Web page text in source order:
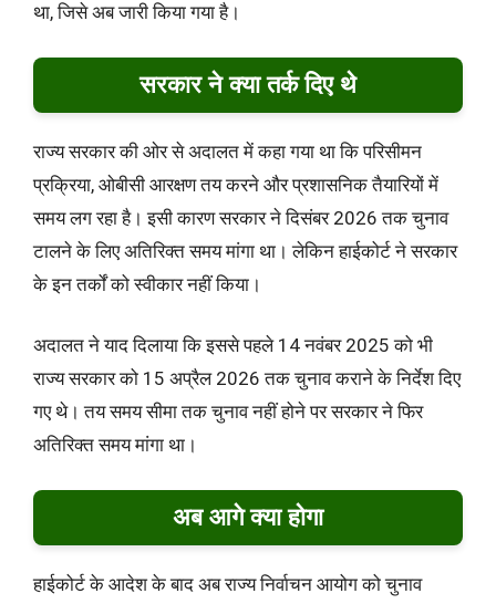
था, जिसे अब जारी किया गया है।
सरकार ने क्या तर्क दिए थे
राज्य सरकार की ओर से अदालत में कहा गया था कि परिसीमन
प्रक्रिया, ओबीसी आरक्षण तय करने और प्रशासनिक तैयारियों में
समय लग रहा है। इसी कारण सरकार ने दिसंबर 2026 तक चुनाव
टालने के लिए अतिरिक्त समय मांगा था। लेकिन हाईकोर्ट ने सरकार
के इन तर्कों को स्वीकार नहीं किया।
अदालत ने याद दिलाया कि इससे पहले 14 नवंबर 2025 को भी
राज्य सरकार को 15 अप्रैल 2026 तक चुनाव कराने के निर्देश दिए
गए थे। तय समय सीमा तक चुनाव नहीं होने पर सरकार ने फिर
अतिरिक्त समय मांगा था।
अब आगे क्या होगा
हाईकोर्ट के आदेश के बाद अब राज्य निर्वाचन आयोग को चुनाव